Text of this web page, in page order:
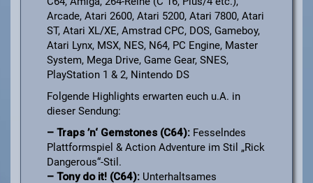
Arcade, Atari 2600, Atari 5200, Atari 7800, Atari
ST, Atari XL/XE, Amstrad CPC, DOS, Gameboy,
Atari Lynx, MSX, NES, N64, PC Engine, Master
System, Mega Drive, Game Gear, SNES,
PlayStation 1 & 2, Nintendo DS
Folgende Highlights erwarten euch u.A. in
dieser Sendung:
– Traps ’n‘ Gemstones (C64):Fesselndes
Plattformspiel & Action Adventure im Stil „Rick
Dangerous“-Stil.
– Tony do it! (C64):Unterhaltsames